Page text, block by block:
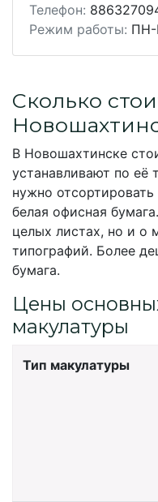
Телефон:
Режим работы: ПН-
Сколько
В Новошахтинске
устанавливают по её
нужно
белая офисная
целых листах, но и о
типографий. Более
бумага.
Цены
макулатуры
Тип макулатуры